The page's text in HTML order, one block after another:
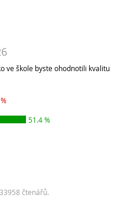
ve škole byste ohodnotili kvalitu
51.4 %
čtenářů.